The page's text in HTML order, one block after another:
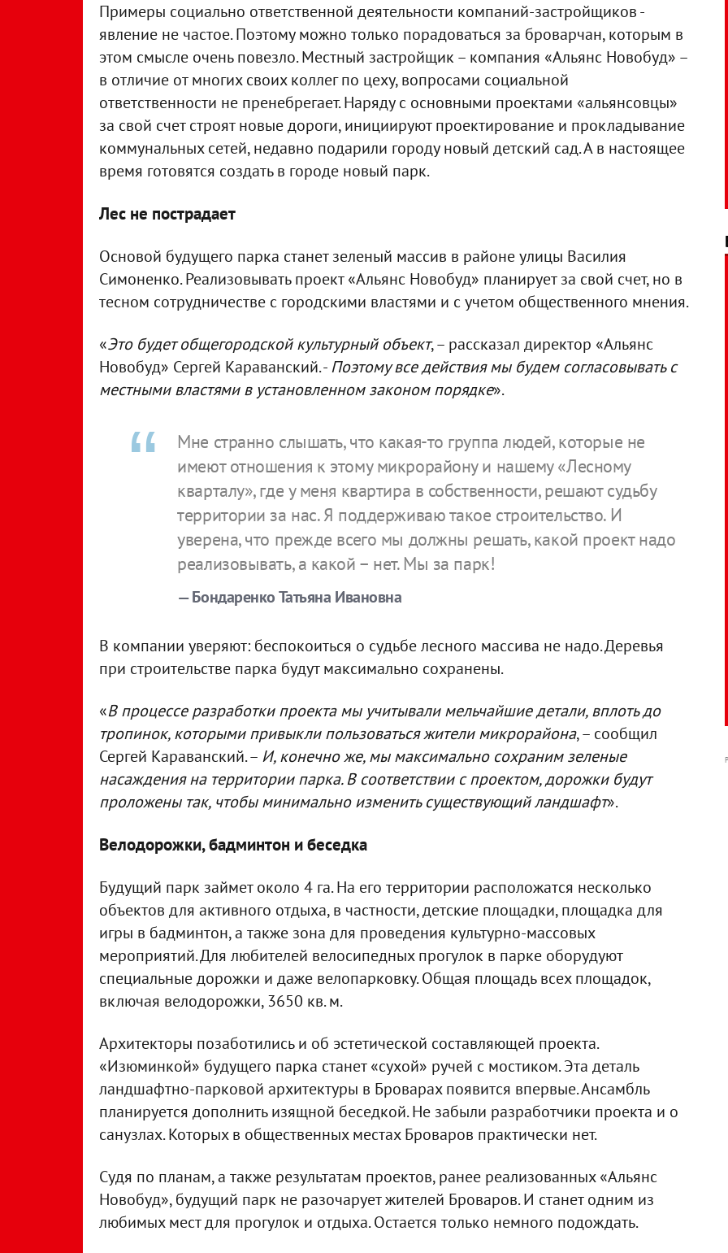
Примеры социально ответственной деятельности компаний-застройщиков -
явление не частое. Поэтому можно только порадоваться за броварчан, которым в
этом смысле очень повезло. Местный застройщик – компания «Альянс Новобуд» –
в отличие от многих своих коллег по цеху, вопросами социальной
ответственности не пренебрегает. Наряду с основными проектами «альянсовцы»
за свой счет строят новые дороги, инициируют проектирование и прокладывание
коммунальных сетей, недавно подарили городу новый детский сад. А в настоящее
время готовятся создать в городе новый парк.
Лес не пострадает
Основой будущего парка станет зеленый массив в районе улицы Василия
Симоненко. Реализовывать проект «Альянс Новобуд» планирует за свой счет, но в
тесном сотрудничестве с городскими властями и с учетом общественного мнения.
«Это будет общегородской культурный объект, – рассказал директор «Альянс
Новобуд» Сергей Караванский. -Поэтому все действия мы будем согласовывать с
местными властями в установленном законом порядке».
Мне странно слышать, что какая-то группа людей, которые не
имеют отношения к этому микрорайону и нашему «Лесному
кварталу», где у меня квартира в собственности, решают судьбу
территории за нас. Я поддерживаю такое строительство. И
уверена, что прежде всего мы должны решать, какой проект надо
реализовывать, а какой – нет. Мы за парк!
— Бондаренко Татьяна Ивановна
В компании уверяют: беспокоиться о судьбе лесного массива не надо. Деревья
при строительстве парка будут максимально сохранены.
«В процессе разработки проекта мы учитывали мельчайшие детали, вплоть до
тропинок, которыми привыкли пользоваться жители микрорайона, – сообщил
Сергей Караванский. – И, конечно же, мы максимально сохраним зеленые
насаждения на территории парка. В соответствии с проектом, дорожки будут
проложены так, чтобы минимально изменить существующий ландшафт».
Велодорожки, бадминтон и беседка
Будущий парк займет около 4 га. На его территории расположатся несколько
объектов для активного отдыха, в частности, детские площадки, площадка для
игры в бадминтон, а также зона для проведения культурно-массовых
мероприятий. Для любителей велосипедных прогулок в парке оборудуют
специальные дорожки и даже велопарковку. Общая площадь всех площадок,
включая велодорожки, 3650 кв. м.
Архитекторы позаботились и об эстетической составляющей проекта.
«Изюминкой» будущего парка станет «сухой» ручей с мостиком. Эта деталь
ландшафтно-парковой архитектуры в Броварах появится впервые. Ансамбль
планируется дополнить изящной беседкой. Не забыли разработчики проекта и о
санузлах. Которых в общественных местах Броваров практически нет.
Судя по планам, а также результатам проектов, ранее реализованных «Альянс
Новобуд», будущий парк не разочарует жителей Броваров. И станет одним из
любимых мест для прогулок и отдыха. Остается только немного подождать.